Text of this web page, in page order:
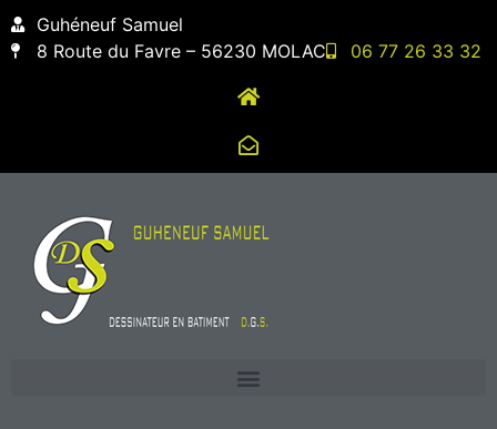
principal
Guhéneuf Samuel
8 Route du Favre – 56230 MOLAC
06 77 26 33 32